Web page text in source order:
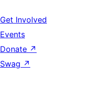
Get Involved
Events
Donate ↗
Swag ↗